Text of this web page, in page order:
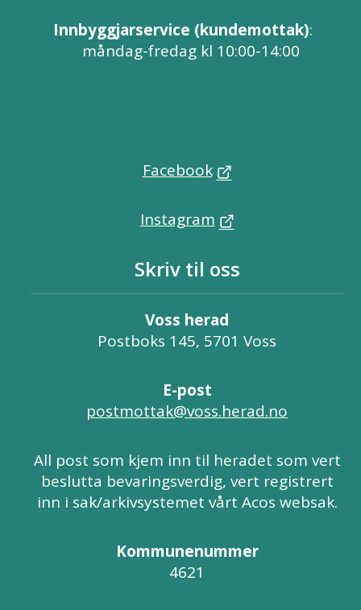
Innbyggjarservice (kundemottak):
måndag-fredag kl 10:00-14:00
Facebook
Instagram
Skriv til oss
Voss herad
Postboks 145, 5701 Voss
E-post
postmottak@voss.herad.no
All post som kjem inn til heradet som vert
beslutta bevaringsverdig, vert registrert
inn i sak/arkivsystemet vårt Acos websak.
Kommunenummer
4621